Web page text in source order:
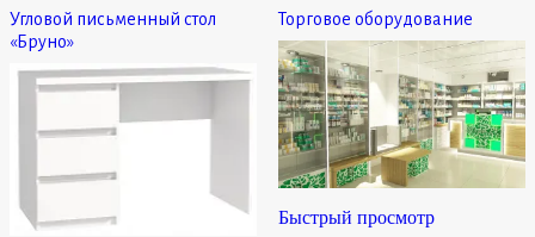
Угловой письменный стол
«Бруно»
Торговое оборудование
Быстрый просмотр